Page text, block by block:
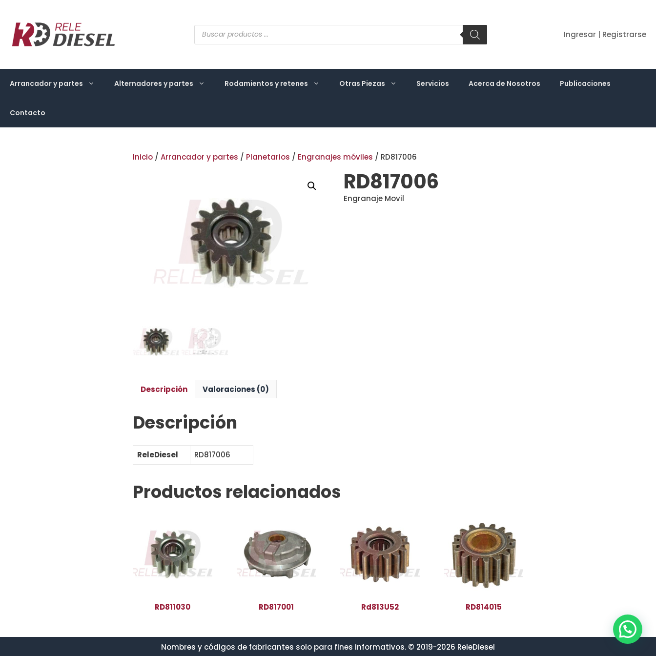
contenido
Búsqueda
de
productos
Ingresar | Registrarse
Arrancador y partes Alternadores y partes Rodamientos y retenes Otras Piezas Servicios Acerca de Nosotros Publicaciones
Contacto
Inicio / Arrancador y partes / Planetarios / Engranajes móviles / RD817006
RD817006
Engranaje Movil
Descripción Valoraciones (0)
Descripción
ReleDiesel RD817006
Productos relacionados
RD811030 RD817001 Rd813U52 RD814015
Nombres y códigos de fabricantes solo para fines informativos. © 2019-2026 ReleDiesel